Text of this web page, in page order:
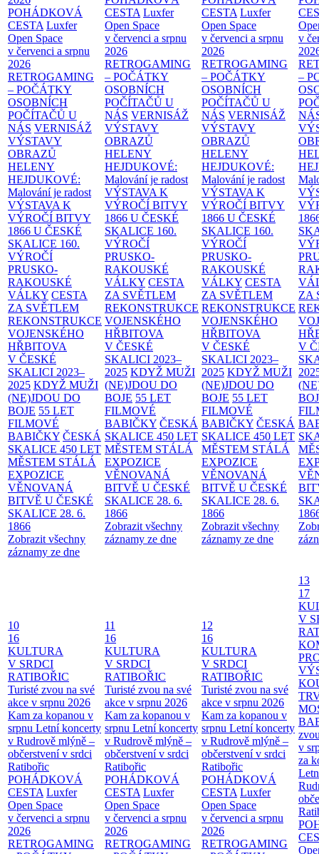
POHÁDKOVÁ
CESTA Luxfer
Open Space
v červenci a srpnu
2026
RETROGAMING
– POČÁTKY
OSOBNÍCH
POČÍTAČŮ U
NÁS VERNISÁŽ
VÝSTAVY
OBRAZŮ
HELENY
HEJDUKOVÉ:
Malování je radost
VÝSTAVA K
VÝROČÍ BITVY
1866 U ČESKÉ
SKALICE 160.
VÝROČÍ
PRUSKO-
RAKOUSKÉ
VÁLKY CESTA
ZA SVĚTLEM
REKONSTRUKCE
VOJENSKÉHO
HŘBITOVA
V ČESKÉ
SKALICI 2023–
2025 KDYŽ MUŽI
(NE)JDOU DO
BOJE 55 LET
FILMOVÉ
BABIČKY ČESKÁ
SKALICE 450 LET
MĚSTEM STÁLÁ
EXPOZICE
VĚNOVANÁ
BITVĚ U ČESKÉ
SKALICE 28. 6.
1866
Zobrazit všechny
záznamy ze dne
CESTA Luxfer
Open Space
v červenci a srpnu
2026
RETROGAMING
– POČÁTKY
OSOBNÍCH
POČÍTAČŮ U
NÁS VERNISÁŽ
VÝSTAVY
OBRAZŮ
HELENY
HEJDUKOVÉ:
Malování je radost
VÝSTAVA K
VÝROČÍ BITVY
1866 U ČESKÉ
SKALICE 160.
VÝROČÍ
PRUSKO-
RAKOUSKÉ
VÁLKY CESTA
ZA SVĚTLEM
REKONSTRUKCE
VOJENSKÉHO
HŘBITOVA
V ČESKÉ
SKALICI 2023–
2025 KDYŽ MUŽI
(NE)JDOU DO
BOJE 55 LET
FILMOVÉ
BABIČKY ČESKÁ
SKALICE 450 LET
MĚSTEM STÁLÁ
EXPOZICE
VĚNOVANÁ
BITVĚ U ČESKÉ
SKALICE 28. 6.
1866
Zobrazit všechny
záznamy ze dne
CESTA Luxfer
Open Space
v červenci a srpnu
2026
RETROGAMING
– POČÁTKY
OSOBNÍCH
POČÍTAČŮ U
NÁS VERNISÁŽ
VÝSTAVY
OBRAZŮ
HELENY
HEJDUKOVÉ:
Malování je radost
VÝSTAVA K
VÝROČÍ BITVY
1866 U ČESKÉ
SKALICE 160.
VÝROČÍ
PRUSKO-
RAKOUSKÉ
VÁLKY CESTA
ZA SVĚTLEM
REKONSTRUKCE
VOJENSKÉHO
HŘBITOVA
V ČESKÉ
SKALICI 2023–
2025 KDYŽ MUŽI
(NE)JDOU DO
BOJE 55 LET
FILMOVÉ
BABIČKY ČESKÁ
SKALICE 450 LET
MĚSTEM STÁLÁ
EXPOZICE
VĚNOVANÁ
BITVĚ U ČESKÉ
SKALICE 28. 6.
1866
Zobrazit všechny
záznamy ze dne
v
–
ZA
V
10
16
KULTURA
V SRDCI
RATIBOŘIC
Turisté zvou na své
akce v srpnu 2026
Kam za kopanou v
srpnu Letní koncerty
v Rudrově mlýně –
občerstvení v srdci
Ratibořic
POHÁDKOVÁ
CESTA Luxfer
Open Space
v červenci a srpnu
2026
RETROGAMING
11
16
KULTURA
V SRDCI
RATIBOŘIC
Turisté zvou na své
akce v srpnu 2026
Kam za kopanou v
srpnu Letní koncerty
v Rudrově mlýně –
občerstvení v srdci
Ratibořic
POHÁDKOVÁ
CESTA Luxfer
Open Space
v červenci a srpnu
2026
RETROGAMING
12
16
KULTURA
V SRDCI
RATIBOŘIC
Turisté zvou na své
akce v srpnu 2026
Kam za kopanou v
srpnu Letní koncerty
v Rudrově mlýně –
občerstvení v srdci
Ratibořic
POHÁDKOVÁ
CESTA Luxfer
Open Space
v červenci a srpnu
2026
RETROGAMING
13
17
V
v
za